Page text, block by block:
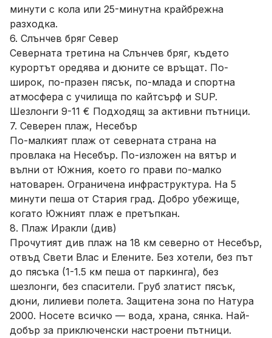
минути с кола или 25-минутна крайбрежна
разходка.
6. Слънчев бряг Север
Северната третина на Слънчев бряг, където
курортът оредява и дюните се връщат. По-
широк, по-празен пясък, по-млада и спортна
атмосфера с училища по кайтсърф и SUP.
Шезлонги 9-11 € Подходящ за активни пътници.
7. Северен плаж, Несебър
По-малкият плаж от северната страна на
провлака на Несебър. По-изложен на вятър и
вълни от Южния, което го прави по-малко
натоварен. Ограничена инфраструктура. На 5
минути пеша от Стария град. Добро убежище,
когато Южният плаж е претъпкан.
8. Плаж Иракли (див)
Прочутият див плаж на 18 км северно от Несебър,
отвъд Свети Влас и Елените. Без хотели, без път
до пясъка (1-1.5 км пеша от паркинга), без
шезлонги, без спасители. Груб златист пясък,
дюни, лилиеви полета. Защитена зона по Натура
2000. Носете всичко — вода, храна, сянка. Най-
добър за приключенски настроени пътници.